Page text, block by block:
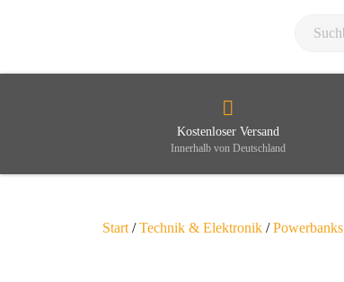
Kostenloser Versand
Innerhalb von Deutschland
Start /Technik & Elektronik /Powerbanks